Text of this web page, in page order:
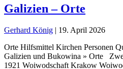
Galizien – Orte
Gerhard König | 19. April 2026
Orte Hilfsmittel Kirchen Personen
Galizien und Bukowina » Orte
1921 Woiwodschaft Krakow